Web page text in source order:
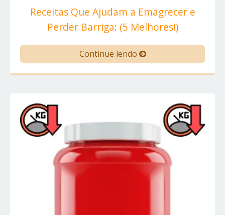
Receitas Que Ajudam a Emagrecer e
Perder Barriga: (5 Melhores!)
Continue lendo